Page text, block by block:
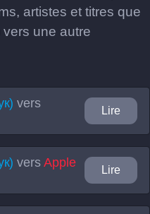
artistes et titres que
une autre
vers
Lire
versApple
Lire